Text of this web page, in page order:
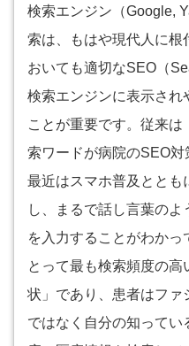
検索エンジン（Google,
索は、もはや現代人に根
おいても適切なSEO（
検索エンジンに表示され
ことが重要です。従来
索ワードが病院のSEO対
最近はスマホ普及ととも
し、まるで話し言葉の
を入力することがわかっ
とって最も検索頻度の
状」であり、患者はファ
ではなく自分の知ってい